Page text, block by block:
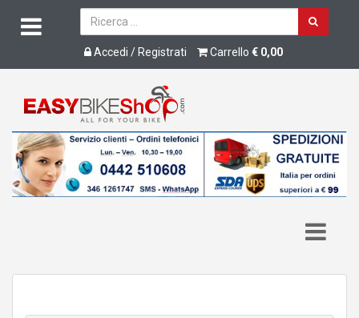
Accedi / Registrati Carrello € 0,00